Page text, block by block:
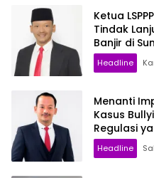
Ketua
Tindak
Banjir di
Headline
Menanti
Kasus
Regulasi
Headline